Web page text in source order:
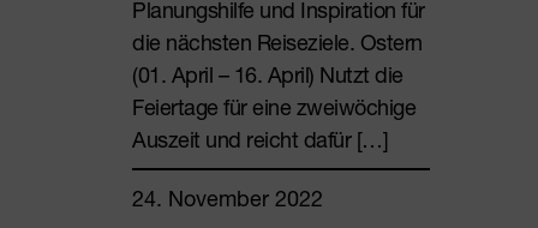
Planungshilfe und Inspiration für
die nächsten Reiseziele. Ostern
(01. April – 16. April) Nutzt die
Feiertage für eine zweiwöchige
Auszeit und reicht dafür […]
24. November 2022